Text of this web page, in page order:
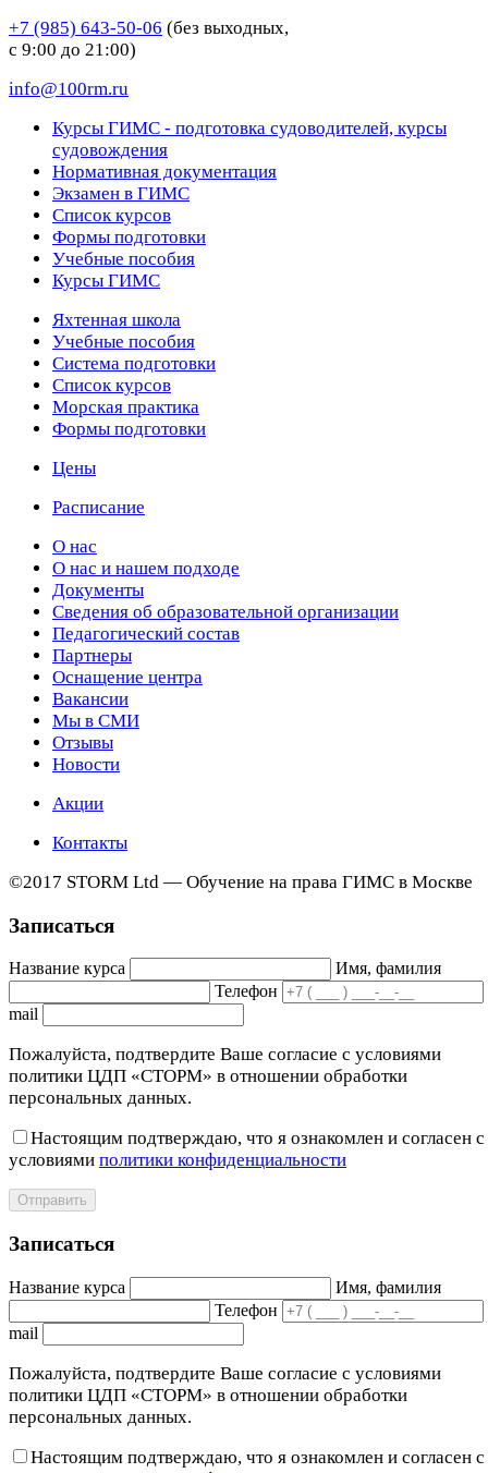
+7 (985) 643-50-06 (без выходных,
с 9:00 до 21:00)
info@100rm.ru
Курсы ГИМС - подготовка судоводителей, курсы
судовождения
Нормативная документация
Экзамен в ГИМС
Список курсов
Формы подготовки
Учебные пособия
Курсы ГИМС
Яхтенная школа
Учебные пособия
Cистема подготовки
Список курсов
Морская практика
Формы подготовки
Цены
Расписание
О нас
О нас и нашем подходе
Документы
Сведения об образовательной организации
Педагогический состав
Партнеры
Оснащение центра
Вакансии
Мы в СМИ
Отзывы
Новости
Акции
Контакты
©2017 STORM Ltd — Обучение на права ГИМС в Москве
Записаться
Название курса
Имя, фамилия
Телефон
mail
Пожалуйста, подтвердите Ваше согласие с условиями
политики ЦДП «СТОРМ» в отношении обработки
персональных данных.
Настоящим подтверждаю, что я ознакомлен и согласен с
условиями политики конфиденциальности
Отправить
Записаться
Название курса
Имя, фамилия
Телефон
mail
Пожалуйста, подтвердите Ваше согласие с условиями
политики ЦДП «СТОРМ» в отношении обработки
персональных данных.
Настоящим подтверждаю, что я ознакомлен и согласен с